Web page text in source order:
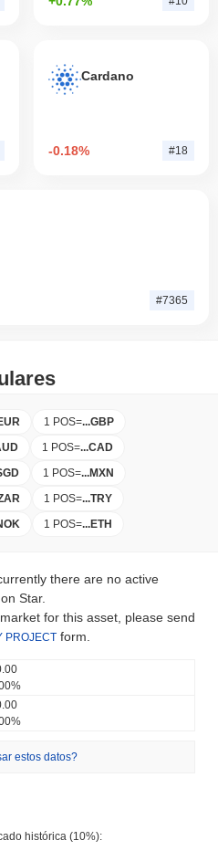
Cardano
-0.18% #18
#7365
1 POS=...GBP
1 POS=...CAD
1 POS=...MXN
1 POS=...TRY
1 POS=...ETH
there are no active
Star.
for this asset, please send
PROJECT form.
estos datos?
histórica (10%):